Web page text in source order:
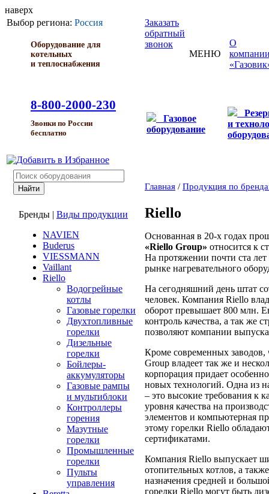
наверх
Выбор региона: Россия
Оборудование для
котельных
и теплоснабжения
8-800-2000-230
Звонки по России
бесплатно
Заказать
обратный
звонок
МЕНЮ
О
Газовое
оборудование
и
Бренды | Виды продукции
NAVIEN
Buderus
VIESSMANN
Vaillant
Riello
Водогрейные
котлы
Газовые горелки
Двухтопливные
горелки
Дизельные
горелки
Бойлеры-
аккумуляторы
Газовые рампы
и мультиблоки
Контроллеры
горения
Мазутные
горелки
Промышленные
горелки
Пульты
управления
Главная / Продукция по
Riello
Основанная в 20-х годах
«Riello Group» относится к
На протяжении почти ста
рынке нагревательного
На сегодняшний день штат
человек. Компания Riello
оборот превышает 800 млн.
контроль качества, а так же
позволяют компании
Кроме современных заводов,
Group владеет так же и
корпорация придает
новых технологий. Одна из
– это высокие требования к
уровня качества на
элементов и компьютерная
этому горелки Riello
сертификатами.
Компания Riello выпускает
отопительных котлов, а
назначения средней и
горелки Riello могут быть